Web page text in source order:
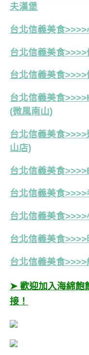
夫漢堡
台北信義美食
台北信義美食
台北信義美食
台北信義美食
(微風南山)
台北信義美食
山店)
台北信義美食
台北信義美食
台北信義美食
台北信義美食
台北信義美食>>>>
➤ 歡迎加入海綿飽
接！